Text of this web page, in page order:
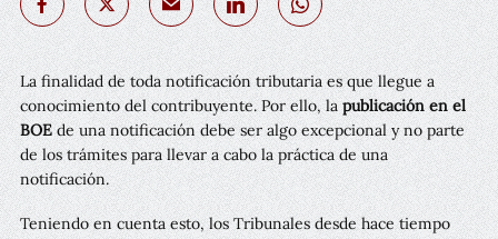
La finalidad de toda notificación tributaria es que llegue a
conocimiento del contribuyente. Por ello, lapublicación en el
BOEde una notificación debe ser algo excepcional y no parte
de los trámites para llevar a cabo la práctica de una
notificación.
Teniendo en cuenta esto, los Tribunales desde hace tiempo